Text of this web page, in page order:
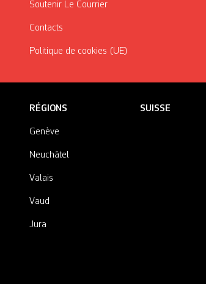
Soutenir Le Courrier
Contacts
Politique de cookies (UE)
RÉGIONS
Genève
Neuchâtel
Valais
Vaud
Jura
SUISSE